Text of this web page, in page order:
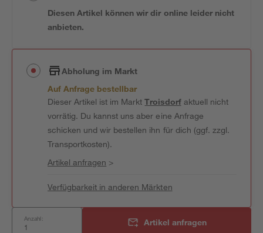
Diesen Artikel können wir dir online leider nicht
anbieten.
Abholung im Markt
Auf Anfrage bestellbar
Dieser Artikel ist im MarktTroisdorfaktuell nicht
vorrätig. Du kannst uns aber eine Anfrage
schicken und wir bestellen ihn für dich (ggf. zzgl.
Transportkosten).
Artikel anfragen >
Verfügbarkeit in anderen Märkten
Anzahl: Artikel anfragen